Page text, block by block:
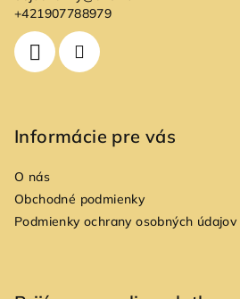
+421907788979
Informácie pre vás
O nás
Obchodné podmienky
Podmienky ochrany osobných údajov